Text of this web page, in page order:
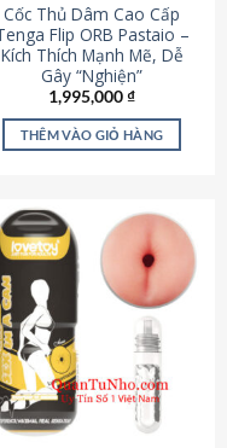
Cốc Thủ Dâm Cao Cấp
Flip ORB Pastaio –
Kích Thích Mạnh Mẽ, Dễ
Gây “Nghiện”
1,995,000₫
THÊM VÀO GIỎ HÀNG